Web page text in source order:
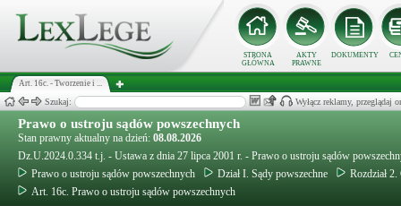
STRONA
GŁÓWNA
AKTY
PRAWNE
DOKUMENTY
Art. 16c. - Tworzenie i ...
Szukaj: Wyłącz reklamy, przeglądaj
Prawo o ustroju sądów powszechnych
Stan prawny aktualny na dzień: 08.08.2026
Dz.U.2024.0.334 t.j. - Ustawa z dnia 27 lipca 2001 r. - Prawo o ustroju sądów
Prawo o ustroju sądów powszechnych
Dział I. Sądy powszechne
Rozdział
Art. 16c. Prawo o ustroju sądów powszechnych